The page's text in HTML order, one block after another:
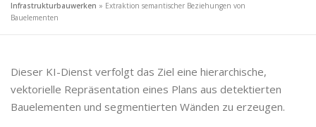
Infrastrukturbauwerken » Extraktion semantischer Beziehungen von
Bauelementen
Dieser KI-Dienst verfolgt das Ziel eine hierarchische,
vektorielle Repräsentation eines Plans aus detektierten
Bauelementen und segmentierten Wänden zu erzeugen.